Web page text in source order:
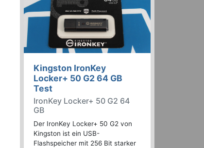
Kingston IronKey
Locker+ 50 G2 64 GB
Test
IronKey Locker+ 50 G2 64
GB
Der IronKey Locker+ 50 G2 von
Kingston ist ein USB-
Flashspeicher mit 256 Bit starker